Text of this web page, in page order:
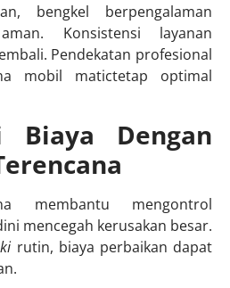
bengkel berpengalaman
Konsistensi layanan
Pendekatan profesional
mobil matictetap optimal
Biaya Dengan
membantu mengontrol
mencegah kerusakan besar.
rutin, biaya perbaikan dapat